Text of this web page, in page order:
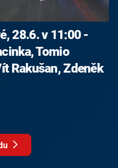
28.6. v 11:00 -
Tomio
Rakušan, Zdeněk